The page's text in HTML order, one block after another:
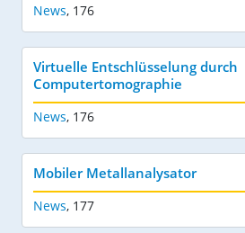
News, 176
Virtuelle Entschlüsselung durch
Computertomographie
News, 176
Mobiler Metallanalysator
News, 177